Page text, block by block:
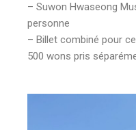
– Suwon Hwaseong
personne
– Billet combiné pour
500 wons pris